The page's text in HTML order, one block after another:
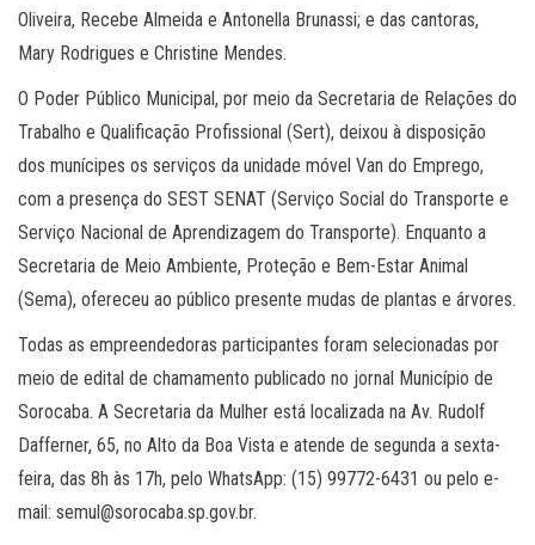
Oliveira, Recebe Almeida e Antonella Brunassi; e das cantoras,
Mary Rodrigues e Christine Mendes.
O Poder Público Municipal, por meio da Secretaria de Relações do
Trabalho e Qualificação Profissional (Sert), deixou à disposição
dos munícipes os serviços da unidade móvel Van do Emprego,
com a presença do SEST SENAT (Serviço Social do Transporte e
Serviço Nacional de Aprendizagem do Transporte). Enquanto a
Secretaria de Meio Ambiente, Proteção e Bem-Estar Animal
(Sema), ofereceu ao público presente mudas de plantas e árvores.
Todas as empreendedoras participantes foram selecionadas por
meio de edital de chamamento publicado no jornal Município de
Sorocaba. A Secretaria da Mulher está localizada na Av. Rudolf
Dafferner, 65, no Alto da Boa Vista e atende de segunda a sexta-
feira, das 8h às 17h, pelo WhatsApp: (15) 99772-6431 ou pelo e-
mail: semul@sorocaba.sp.gov.br.